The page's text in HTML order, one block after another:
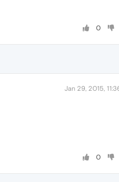
0
Jan 29, 2015,
0